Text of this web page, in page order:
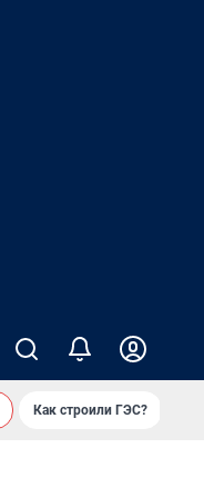
Как строили ГЭС?